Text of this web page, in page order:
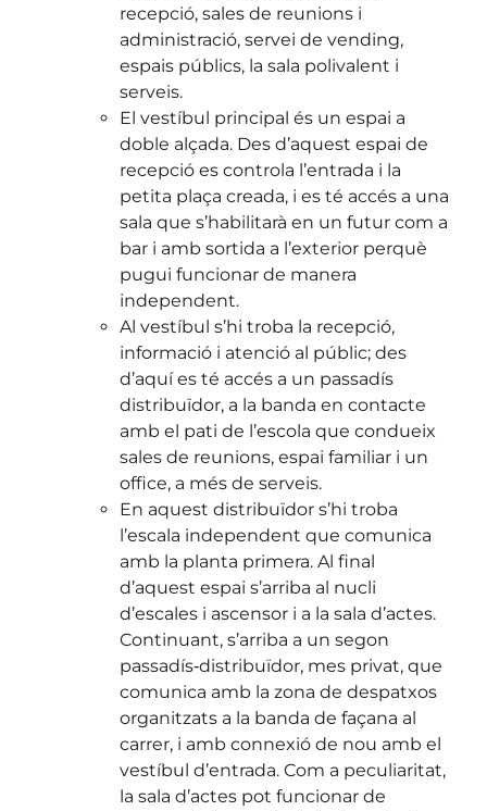
recepció, sales de reunions i
administració, servei de vending,
espais públics, la sala polivalent i
serveis.
El vestíbul principal és un espai a
doble alçada. Des d’aquest espai de
recepció es controla l’entrada i la
petita plaça creada, i es té accés a una
sala que s’habilitarà en un futur com a
bar i amb sortida a l’exterior perquè
pugui funcionar de manera
independent.
Al vestíbul s’hi troba la recepció,
informació i atenció al públic; des
d’aquí es té accés a un passadís
distribuïdor, a la banda en contacte
amb el pati de l’escola que condueix
sales de reunions, espai familiar i un
office, a més de serveis.
En aquest distribuïdor s’hi troba
l’escala independent que comunica
amb la planta primera. Al final
d’aquest espai s’arriba al nucli
d’escales i ascensor i a la sala d’actes.
Continuant, s’arriba a un segon
passadís‐distribuïdor, mes privat, que
comunica amb la zona de despatxos
organitzats a la banda de façana al
carrer, i amb connexió de nou amb el
vestíbul d’entrada. Com a peculiaritat,
la sala d’actes pot funcionar de